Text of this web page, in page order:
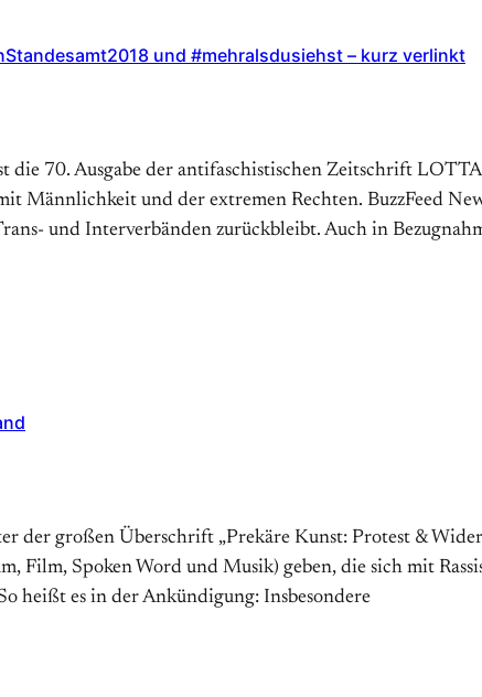
und #mehralsdusiehst – kurz verlinkt
die 70. Ausgabe der antifaschistischen Zeitschrift
Männlichkeit und der extremen Rechten. BuzzFeed
und Interverbänden zurückbleibt. Auch in
der großen Überschrift „Prekäre Kunst: Protest &
Film, Spoken Word und Musik) geben, die sich mit
heißt es in der Ankündigung: Insbesondere